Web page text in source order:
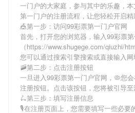
一门户的大家庭，参与其中的乐趣，
第一门户的注册流程，让您轻松开启精
🎪第一步：访问99彩票第一门户官网
首先，打开您的浏览器，输入99彩票
（https://www.shugege.com/qiuzhi/
您可以通过搜索引擎搜索或直接输入网
🚠第二步：点击注册按钮
一旦进入99彩票第一门户官网，🦠您
注册按钮。点击该按钮，您将被引导至
🛴第三步：填写注册信息
🎙在注册页面上，您需要填写一些必要